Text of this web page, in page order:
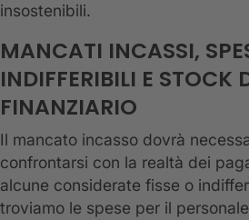
insostenibili.
MANCATI INCASSI,
INDIFFERIBILI E STOCK
FINANZIARIO
Il mancato incasso dovrà
confrontarsi con la realtà dei
alcune considerate fisse o
troviamo le spese per il